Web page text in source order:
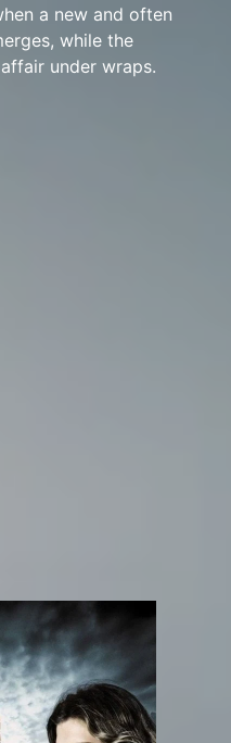
a new and often
while the
under wraps.